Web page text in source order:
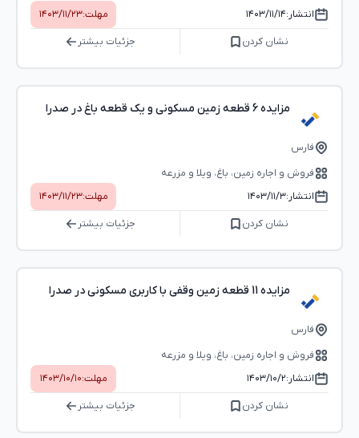
انتشار:۱۴۰۳/۱۱/۱۴ مهلت:۱۴۰۳/۱۱/۲۳
نشان کردن جزئیات بیشتر
مزایده 6 قطعه زمین مسکونی و یک قطعه باغ در صدرا
فارس
فروش و اجاره زمین، باغ، ویلا و مزرعه
انتشار:۱۴۰۳/۱۱/۳ مهلت:۱۴۰۳/۱۱/۲۳
نشان کردن جزئیات بیشتر
مزایده 11 قطعه زمین وقفی با کاربری مسکونی در صدرا
فارس
فروش و اجاره زمین، باغ، ویلا و مزرعه
انتشار:۱۴۰۳/۱۰/۲ مهلت:۱۴۰۳/۱۰/۱۰
نشان کردن جزئیات بیشتر